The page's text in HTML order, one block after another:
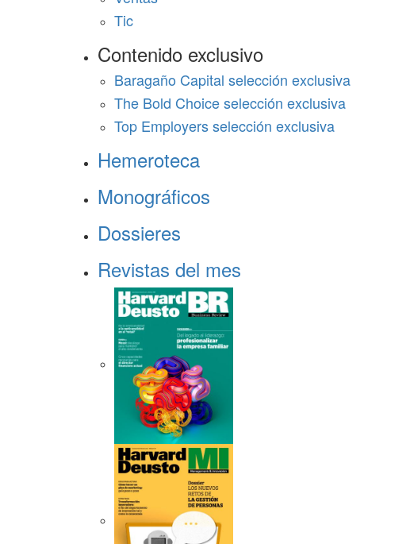
Tic
Contenido exclusivo
Baragaño Capital selección exclusiva
The Bold Choice selección exclusiva
Top Employers selección exclusiva
Hemeroteca
Monográficos
Dossieres
Revistas del mes